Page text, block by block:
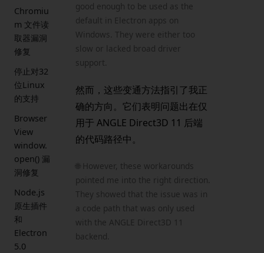
Chromiu
m 文件读
取器漏洞
修复
停止对32
位Linux
的支持
Browser
View
window.
open() 漏
洞修复
Node.js
原生插件
和
Electron
5.0
good enough to be used as the
default in Electron apps on
Windows. They were either too
slow or lacked broad driver
support.
然而，这些变通方法指引了我正
确的方向。它们表明问题出在仅
用于 ANGLE Direct3D 11 后端
的代码路径中。
🌐 However, these workarounds
pointed me into the right direction.
They showed that the issue was in
a code path that was only used
with the ANGLE Direct3D 11
backend.